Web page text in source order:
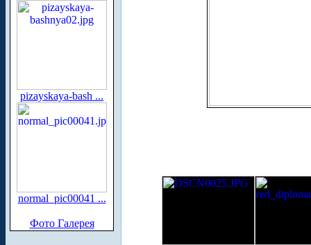
pizayskaya-bash ...
normal_pic00041 ...
Фото Галерея